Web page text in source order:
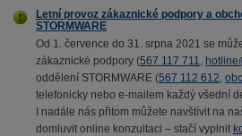
Letní provoz zákaznické podpory a
STORMWARE
Od 1. července do 31. srpna 2021 se
zákaznické podpory (567 117 711,
oddělení STORMWARE (567 112 612,
telefonicky nebo e-mailem každý všední
I nadále nás přitom můžete navštívit na
domluvit online konzultaci – stačí vyplnit